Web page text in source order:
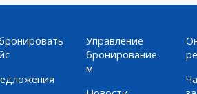
Управление
бронирование
м